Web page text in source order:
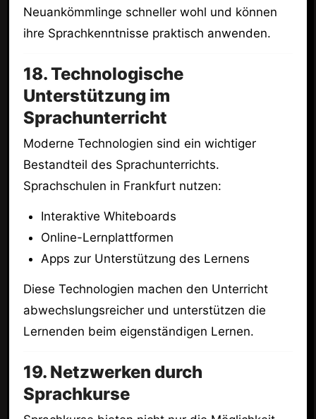
Neuankömmlinge schneller wohl und können
ihre Sprachkenntnisse praktisch anwenden.
18. Technologische
Unterstützung im
Sprachunterricht
Moderne Technologien sind ein wichtiger
Bestandteil des Sprachunterrichts.
Sprachschulen in Frankfurt nutzen:
Interaktive Whiteboards
Online-Lernplattformen
Apps zur Unterstützung des Lernens
Diese Technologien machen den Unterricht
abwechslungsreicher und unterstützen die
Lernenden beim eigenständigen Lernen.
19. Netzwerken durch
Sprachkurse